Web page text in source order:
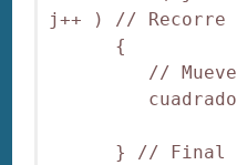
j++ ) // Recorre
{
// Mueve
} // Final de